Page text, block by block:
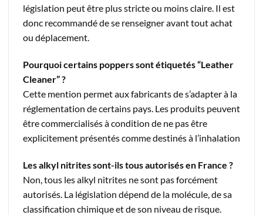
législation peut être plus stricte ou moins claire. Il est
donc recommandé de se renseigner avant tout achat
ou déplacement.
Pourquoi certains poppers sont étiquetés “Leather
Cleaner” ?
Cette mention permet aux fabricants de s’adapter à la
réglementation de certains pays. Les produits peuvent
être commercialisés à condition de ne pas être
explicitement présentés comme destinés à l’inhalation
Les alkyl nitrites sont-ils tous autorisés en France ?
Non, tous les alkyl nitrites ne sont pas forcément
autorisés. La législation dépend de la molécule, de sa
classification chimique et de son niveau de risque.